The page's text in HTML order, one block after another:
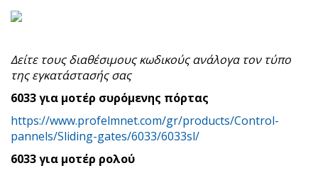
Δείτε τους διαθέσιμους κωδικούς ανάλογα τον τύπο
της εγκατάστασής σας
6033 για μοτέρ συρόμενης πόρτας
https://www.profelmnet.com/gr/products/Control-
pannels/Sliding-gates/6033/6033sl/
6033 για μοτέρ ρολού